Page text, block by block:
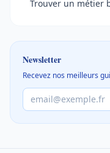
Trouver un métier
Newsletter
Recevez nos meilleurs